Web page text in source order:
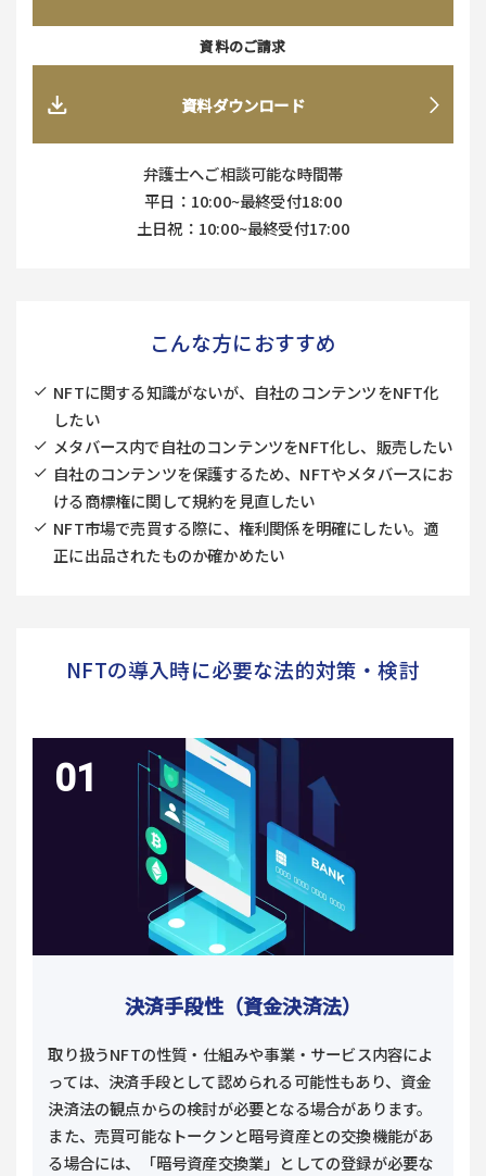
資料のご請求
資料ダウンロード
弁護士へご相談可能な時間帯
平日：10:00~最終受付18:00
土日祝：10:00~最終受付17:00
こんな方におすすめ​
NFTに関する知識がないが、自社のコンテンツをNFT化
したい
メタバース内で自社のコンテンツをNFT化し、販売したい
自社のコンテンツを保護するため、NFTやメタバースにお
ける商標権に関して規約を見直したい
NFT市場で売買する際に、権利関係を明確にしたい。適
正に出品されたものか確かめたい
NFTの導入時に必要な法的対策・検討​
決済手段性（資金決済法）
取り扱うNFTの性質・仕組みや事業・サービス内容によ
っては、決済手段として認められる可能性もあり、資金
決済法の観点からの検討が必要となる場合があります。
また、売買可能なトークンと暗号資産との交換機能があ
る場合には、「暗号資産交換業」としての登録が必要な